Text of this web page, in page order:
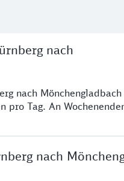
nach
nach
pro Tag. An
nach